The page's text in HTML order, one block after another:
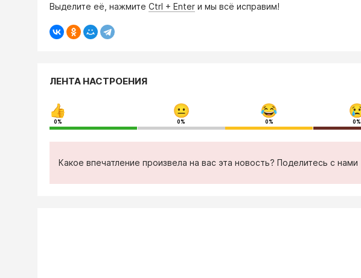
Выделите её, нажмите Ctrl + Enter и мы всё исправим!
ЛЕНТА НАСТРОЕНИЯ
0% 0% 0% 0%
Какое впечатление произвела на вас эта новость? Поделитесь с нами